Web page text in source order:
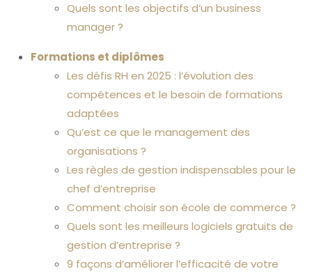
Quels sont les objectifs d’un business
manager ?
Formations et diplômes
Les défis RH en 2025 : l’évolution des
compétences et le besoin de formations
adaptées
Qu’est ce que le management des
organisations ?
Les règles de gestion indispensables pour le
chef d’entreprise
Comment choisir son école de commerce ?
Quels sont les meilleurs logiciels gratuits de
gestion d’entreprise ?
9 façons d’améliorer l’efficacité de votre